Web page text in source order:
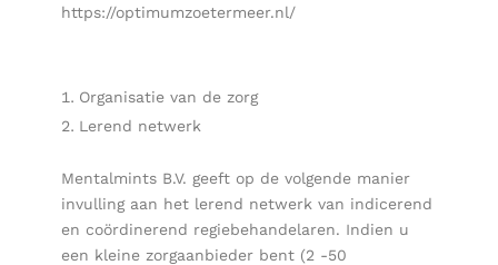
https://optimumzoetermeer.nl/
Organisatie van de zorg
Lerend netwerk
Mentalmints B.V. geeft op de volgende manier
invulling aan het lerend netwerk van indicerend
en coördinerend regiebehandelaren. Indien u
een kleine zorgaanbieder bent (2 -50